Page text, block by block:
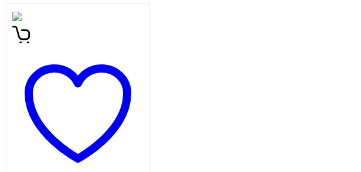
Praktični priročnik za
mlade, ki odgovarja na vsa
mladostnike. Ena od knjig
iz zbirke Mladostniki.